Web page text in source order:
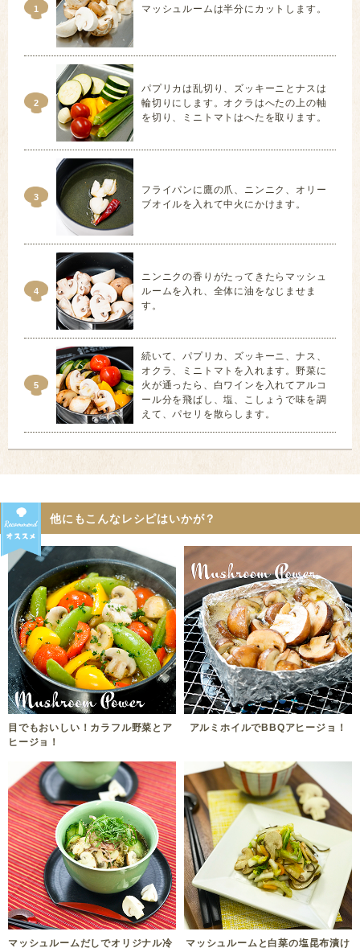
1 マッシュルームは半分にカットします。
2
パプリカは乱切り、ズッキーニとナスは
輪切りにします。オクラはへたの上の軸
を切り、ミニトマトはへたを取ります。
3
フライパンに鷹の爪、ニンニク、オリー
ブオイルを入れて中火にかけます。
4
ニンニクの香りがたってきたらマッシュ
ルームを入れ、全体に油をなじませま
す。
5
続いて、パプリカ、ズッキーニ、ナス、
オクラ、ミニトマトを入れます。野菜に
火が通ったら、白ワインを入れてアルコ
ール分を飛ばし、塩、こしょうで味を調
えて、パセリを散らします。
他にもこんなレシピはいかが？
目でもおいしい！カラフル野菜とア
ヒージョ！
アルミホイルでBBQアヒージョ！
マッシュルームだしでオリジナル冷
マッシュルームと白菜の塩昆布漬け